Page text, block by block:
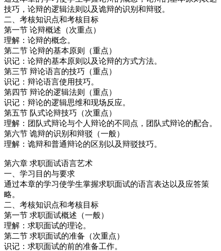
技巧，论辩的逻辑法则以及诡辩的识别和辩驳。
二、考核知识点和考核目标
第一节 论辩概述（次重点）
理解：论辩的概念。
第二节 论辩的基本原则（重点）
识记：论辩的基本原则以及论辩的方式方法。
第三节 辩论语言的技巧（重点）
识记：辩论语言使用技巧。
第四节 辩论的逻辑法则（重点）
识记：辩论的逻辑思维和现场反应。
第五节 队式论辩技巧（次重点）
理解：团队式辩论与个人辩论的不同点，团队式辩论的配合。
第六节 诡辩的识别和辩驳（一般）
理解：诡辩和普通辩论的区别以及辩驳技巧。
第六章 求职面试语言艺术
一、学习目的与要求
通过本章的学习使学生掌握求职面试的语言表达以及应答策
略。
二、考核知识点和考核目标
第一节 求职面试概述（一般）
理解：求职面试的理论。
第二节 求职面试的准备（次重点）
识记：求职面试的前的准备工作。